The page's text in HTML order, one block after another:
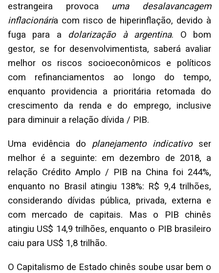
estrangeira provoca uma desalavancagem
inflacionária com risco de hiperinflação, devido à
fuga para a dolarização à argentina. O bom
gestor, se for desenvolvimentista, saberá avaliar
melhor os riscos socioeconômicos e políticos
com refinanciamentos ao longo do tempo,
enquanto providencia a prioritária retomada do
crescimento da renda e do emprego, inclusive
para diminuir a relação dívida / PIB.
Uma evidência do planejamento indicativoser
melhor é a seguinte: em dezembro de 2018, a
relação Crédito Amplo / PIB na China foi 244%,
enquanto no Brasil atingiu 138%: R$ 9,4 trilhões,
considerando dívidas pública, privada, externa e
com mercado de capitais. Mas o PIB chinês
atingiu US$ 14,9 trilhões, enquanto o PIB brasileiro
caiu para US$ 1,8 trilhão.
O Capitalismo de Estado chinês soube usar bem o